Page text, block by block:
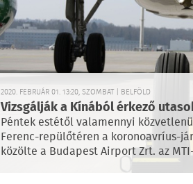
2020. FEBRUÁR 01. 13:20, SZOMBAT | BELFÖLD
Vizsgálják a Kínából érkező
Péntek estétől valamennyi
Ferenc-repülőtéren a koronoavríus-
közölte a Budapest Airport Zrt. az